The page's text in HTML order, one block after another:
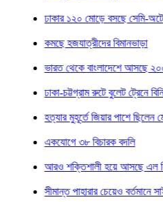
ঢাকার ১২০ মোড়ে বসছে সেমি-অটোমেটিক
কমছে হজযাত্রীদের বিমানভাড়া
ভারত থেকে বাংলাদেশে আসছে ২০০ ব্রডগেজ
ঢাকা-চট্টগ্রাম রুটে বুলেট ট্রেনে বিনিয়োগ করতে
হত্যার মুহূর্তে জিয়ার পাশে ছিলেন মোজাফফর,
একযোগে ৩৮ বিচারক বদলি
আরও শক্তিশালী হয়ে আসছে এল নিনো
সীমান্ত পাহারার চেয়েও বর্তমানে সাইবার